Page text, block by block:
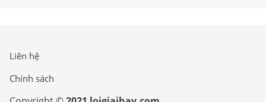
Liên hệ
Chính sách